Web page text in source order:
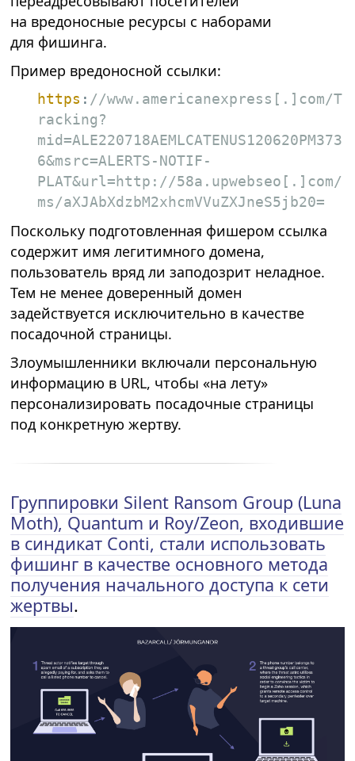
на вредоносные ресурсы с наборами
для фишинга.
Пример вредоносной ссылки:
https : //www.americanexpress[.]com/T
racking?
mid=ALE220718AEMLCATENUS120620PM373
6&msrc=ALERTS-NOTIF-
PLAT&url=http://58a.upwebseo[.]com/
ms/aXJAbXdzbM2xhcmVVuZXJneS5jb20=
Поскольку подготовленная фишером ссылка
содержит имя легитимного домена,
пользователь вряд ли заподозрит неладное.
Тем не менее доверенный домен
задействуется исключительно в качестве
посадочной страницы.
Злоумышленники включали персональную
информацию в URL, чтобы «на лету»
персонализировать посадочные страницы
под конкретную жертву.
Группировки Silent Ransom Group (Luna
Moth), Quantum и Roy/Zeon, входившие
в синдикат Conti, стали использовать
фишинг в качестве основного метода
получения начального доступа к сети
жертвы.